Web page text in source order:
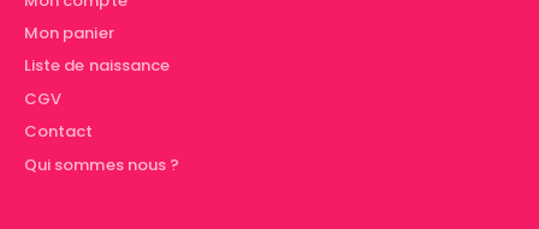
Mon panier
Liste de naissance
CGV
Contact
Qui sommes nous ?